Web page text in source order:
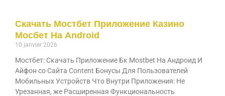
Скачать Мостбет Приложение Казино
Мосбет На Android
10 janvier 2026
Мостбет: Скачать Приложение Бк Mostbet На Андроид И
Айфон со Сайта Content Бонусы Для Пользователей
Мобильных Устройств Что Внутри Приложения: Не
Урезанная, же Расширенная Функциональность